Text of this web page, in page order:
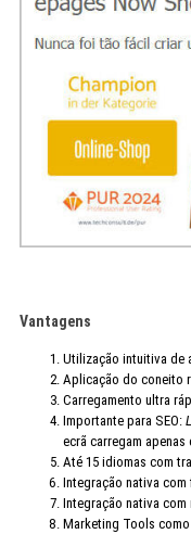
Vantagens
Utilização intuitiva de
Aplicação do coneito
Carregamento ultra
Importante para SEO:
ecrã carregam apenas
Até 15 idiomas com
Integração nativa com
Integração nativa com
Marketing Tools